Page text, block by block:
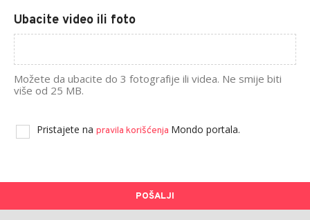
Ubacite video ili foto
Možete da ubacite do 3 fotografije ili videa. Ne smije biti
više od 25 MB.
Pristajete na pravila korišćenja Mondo portala.
POŠALJI